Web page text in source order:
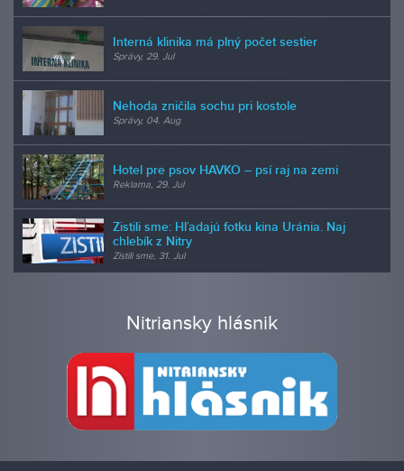
Interná klinika má plný počet sestier
Správy, 29. Jul
Nehoda zničila sochu pri kostole
Správy, 04. Aug
Hotel pre psov HAVKO – psí raj na zemi
Reklama, 29. Jul
Zistili sme: Hľadajú fotku kina Uránia. Naj
chlebík z Nitry
Zistili sme, 31. Jul
Nitriansky hlásnik